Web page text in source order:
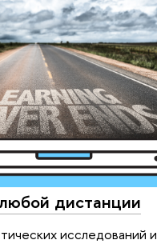
дистанции
исследований и